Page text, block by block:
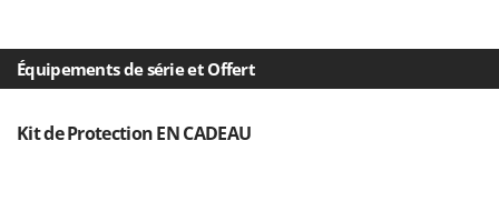
R
Rato
Équipements de série et Offert
Kit de Protection EN CADEAU